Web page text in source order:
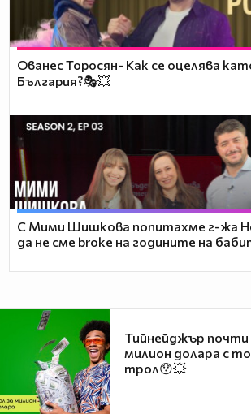
Ованес Торосян- Как се оцелява
България?🎭💥
С Мими Шишкова попитахме г-жа
да не сме broke на годините на
Тийнейджър почти
милион долара с
трол😯💥